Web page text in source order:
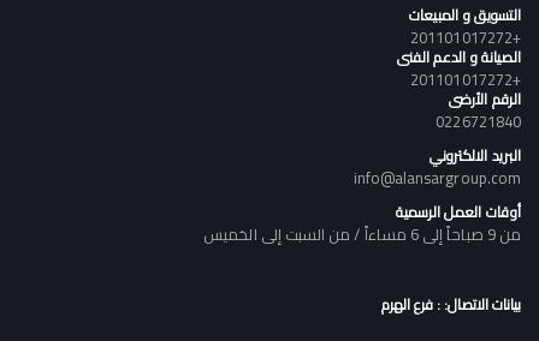
التسويق و المبيعات
+201101017272
الصيانة و الدعم الفنى
+201101017272
الرقم الأرضى
0226721840
البريد الالكتروني
info@alansargroup.com
أوقات العمل الرسمية
من 9 صباحاً إلى 6 مساءاً / من السبت إلى الخميس
بيانات الاتصال: : فرع الهرم